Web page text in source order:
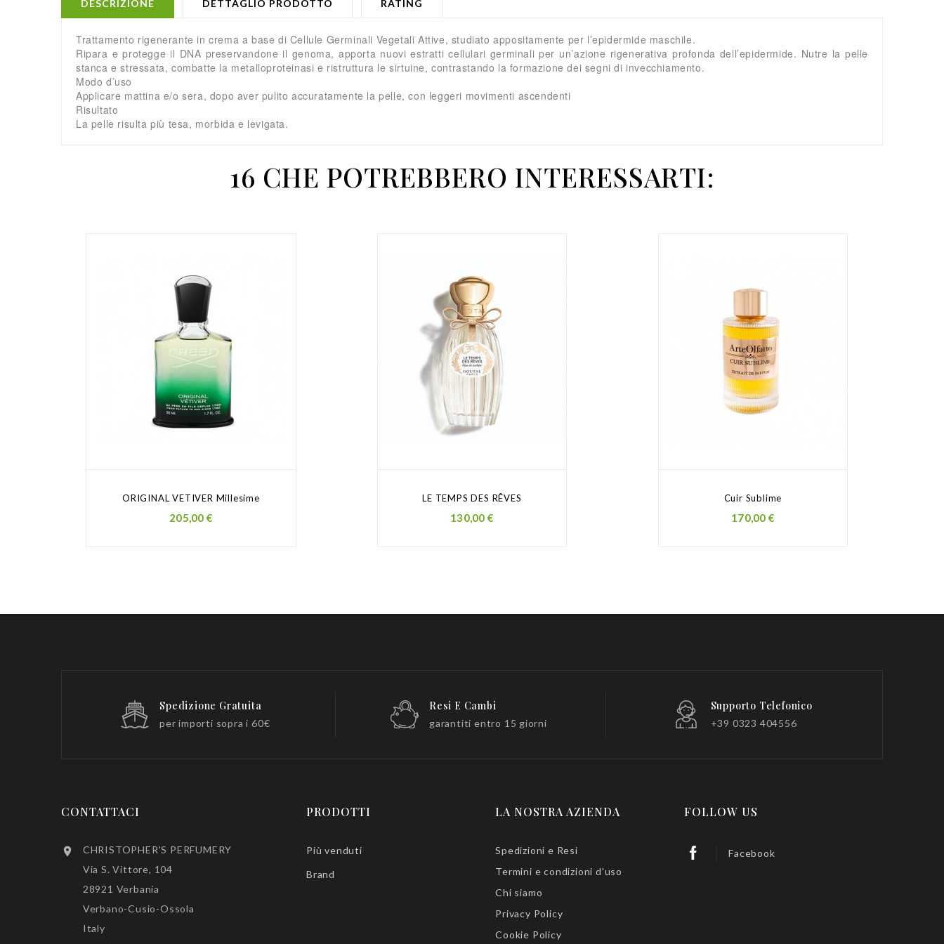
DESCRIZIONE DETTAGLIO PRODOTTO RATING
Trattamento rigenerante in crema a base di Cellule Germinali Vegetali Attive, studiato appositamente per l’epidermide maschile.
Ripara e protegge il DNA preservandone il genoma, apporta nuovi estratti cellulari germinali per un’azione rigenerativa profonda dell’epidermide. Nutre la pelle
stanca e stressata, combatte la metalloproteinasi e ristruttura le sirtuine, contrastando la formazione dei segni di invecchiamento.
Modo d’uso
Applicare mattina e/o sera, dopo aver pulito accuratamente la pelle, con leggeri movimenti ascendenti
Risultato
La pelle risulta più tesa, morbida e levigata.
16 CHE POTREBBERO INTERESSARTI:
ORIGINAL VETIVER Millesime
Prezzo
205,00 €
LE TEMPS DES RÊVES
Prezzo
130,00 €
Cuir Sublime
Prezzo
170,00 €
Spedizione Gratuita
per importi sopra i 60€
Resi E Cambi
garantiti entro 15 giorni
Supporto Telefonico
+39 0323 404556
CONTATTACI

CHRISTOPHER'S PERFUMERY
Via S. Vittore, 104
28921 Verbania
Verbano-Cusio-Ossola
Italy
PRODOTTI
Più venduti
Brand
LA NOSTRA AZIENDA
Spedizioni e Resi
Termini e condizioni d'uso
Chi siamo
Privacy Policy
Cookie Policy
FOLLOW US
Facebook